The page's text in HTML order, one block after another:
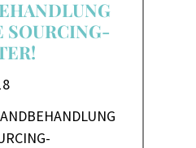
SOURCING-